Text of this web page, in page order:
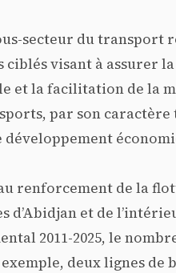
secteur du
ciblés visant à
et la facilitation de la
par son
renforcement de la
d’Abidjan et de
2011-2025, le nombre
deux lignes